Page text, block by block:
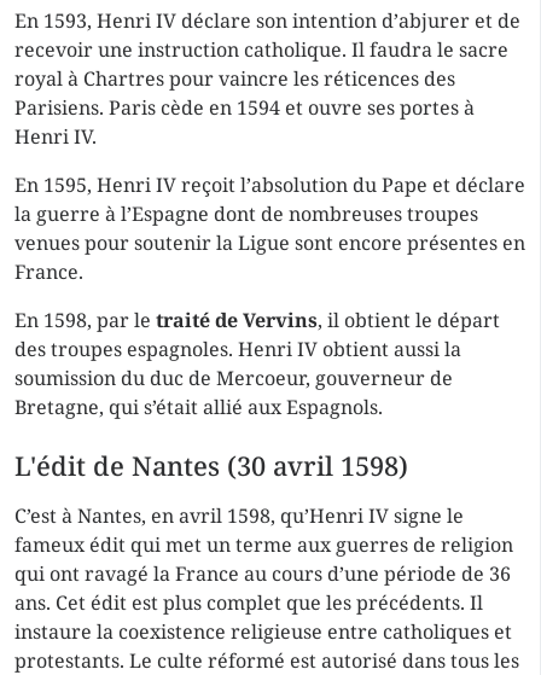
En 1593, Henri IV déclare son intention d’abjurer et de
recevoir une instruction catholique. Il faudra le sacre
royal à Chartres pour vaincre les réticences des
Parisiens. Paris cède en 1594 et ouvre ses portes à
Henri IV.
En 1595, Henri IV reçoit l’absolution du Pape et déclare
la guerre à l’Espagne dont de nombreuses troupes
venues pour soutenir la Ligue sont encore présentes en
France.
En 1598, par le traité de Vervins, il obtient le départ
des troupes espagnoles. Henri IV obtient aussi la
soumission du duc de Mercoeur, gouverneur de
Bretagne, qui s’était allié aux Espagnols.
L'édit de Nantes (30 avril 1598)
C’est à Nantes, en avril 1598, qu’Henri IV signe le
fameux édit qui met un terme aux guerres de religion
qui ont ravagé la France au cours d’une période de 36
ans. Cet édit est plus complet que les précédents. Il
instaure la coexistence religieuse entre catholiques et
protestants. Le culte réformé est autorisé dans tous les